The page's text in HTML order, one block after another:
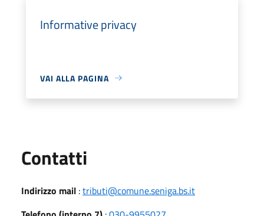
Informative privacy
VAI ALLA PAGINA
Contatti
Indirizzo mail :tributi@comune.seniga.bs.it